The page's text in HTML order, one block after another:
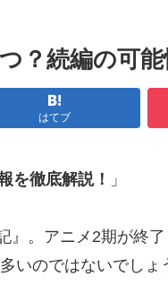
？続編の可能
はてブ
を徹底解説！ 」
。アニメ2期が終
いのではないでしょ